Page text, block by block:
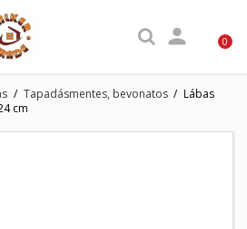
 0
Tapadásmentes, bevonatos
Lábas
cm